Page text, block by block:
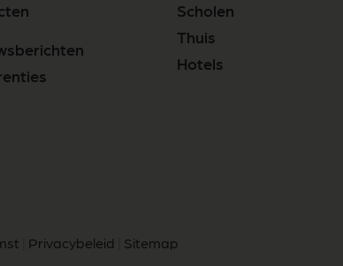
Scholen
Thuis
Hotels
Privacybeleid Sitemap